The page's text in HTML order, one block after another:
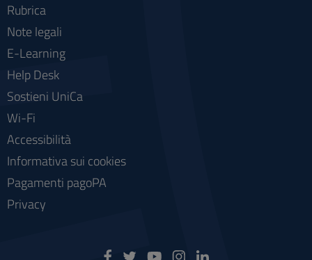
Rubrica
Note legali
E-Learning
Help Desk
Sostieni UniCa
Wi-Fi
Accessibilità
Informativa sui cookies
Pagamenti pagoPA
Privacy